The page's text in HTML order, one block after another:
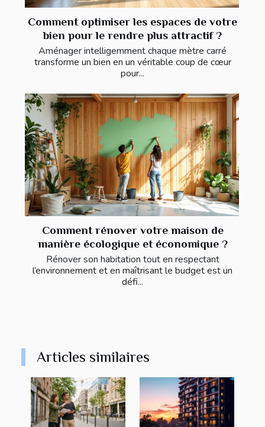
Comment optimiser les espaces de votre
bien pour le rendre plus attractif ?
Aménager intelligemment chaque mètre carré
transforme un bien en un véritable coup de cœur
pour...
Comment rénover votre maison de
manière écologique et économique ?
Rénover son habitation tout en respectant
l’environnement et en maîtrisant le budget est un
défi...
Articles similaires